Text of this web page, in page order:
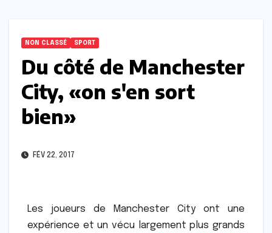
NON CLASSÉ SPORT
Du côté de Manchester
City, «on s'en sort
bien»
FÉV 22, 2017
Les joueurs de Manchester City ont une
expérience et un vécu largement plus grands